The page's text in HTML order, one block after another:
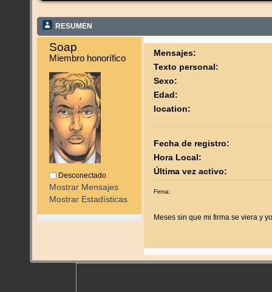
RESUMEN
Soap
Miembro honorífico
Desconectado
Mostrar Mensajes
Mostrar Estadísticas
Mensajes:
Texto personal:
Sexo:
Edad:
location:
Fecha de registro:
Hora Local:
Última vez activo:
Firma:
Meses sin que mi firma se viera y